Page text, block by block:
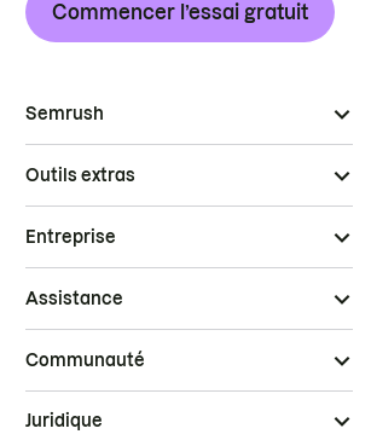
Commencer l’essai gratuit
Semrush
Outils extras
Entreprise
Assistance
Communauté
Juridique